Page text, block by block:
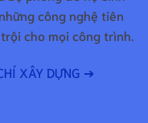
công nghệ tiên
cho mọi công trình.
XÂY DỰNG ➔